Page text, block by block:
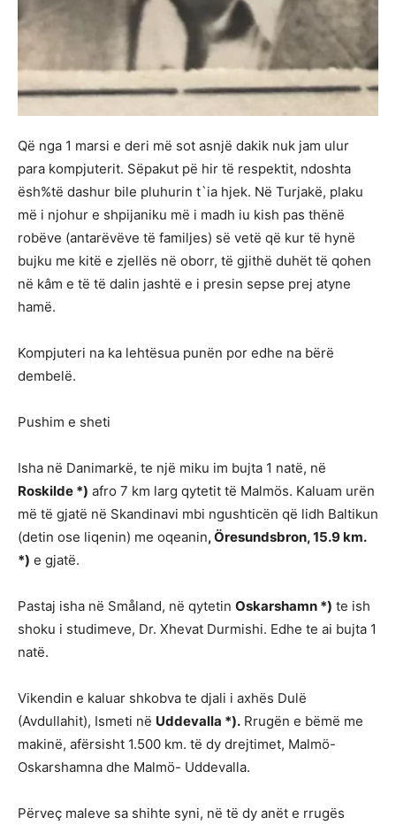
Që nga 1 marsi e deri më sot asnjë dakik nuk jam ulur
para kompjuterit. Sëpakut pë hir të respektit, ndoshta
ësh%të dashur bile pluhurin t`ia hjek. Në Turjakë, plaku
më i njohur e shpijaniku më i madh iu kish pas thënë
robëve (antarëvëve të familjes) së vetë që kur të hynë
bujku me kitë e zjellës në oborr, të gjithë duhët të qohen
në kâm e të të dalin jashtë e i presin sepse prej atyne
hamë.
Kompjuteri na ka lehtësua punën por edhe na bërë
dembelë.
Pushim e sheti
Isha në Danimarkë, te një miku im bujta 1 natë, në
Roskilde *) afro 7 km larg qytetit të Malmös. Kaluam urën
më të gjatë në Skandinavi mbi ngushticën që lidh Baltikun
(detin ose liqenin) me oqeanin, Öresundsbron, 15.9 km.
*) e gjatë.
Pastaj isha në Småland, në qytetin Oskarshamn *) te ish
shoku i studimeve, Dr. Xhevat Durmishi. Edhe te ai bujta 1
natë.
Vikendin e kaluar shkobva te djali i axhës Dulë
(Avdullahit), Ismeti në Uddevalla *). Rrugën e bëmë me
makinë, afërsisht 1.500 km. të dy drejtimet, Malmö-
Oskarshamna dhe Malmö- Uddevalla.
Përveç maleve sa shihte syni, në të dy anët e rrugës